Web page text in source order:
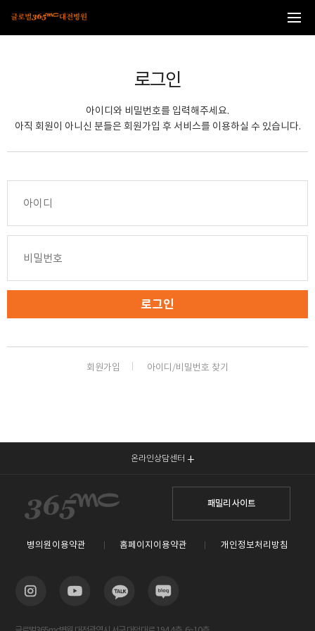
로그인
아이디와 비밀번호를 입력해주세요.
아직 회원이 아니신 분들은 회원가입 후 서비스를 이용하실 수 있습니다.
로그인
회원가입 아이디/비밀번호 찾기
온라인상담센터
패밀리 사이트
병의원이용약관 홈페이지이용약관 개인정보처리방침